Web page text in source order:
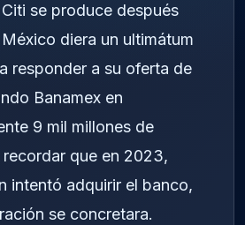
se produce después
diera un ultimátum
responder a su oferta de
Banamex en
9 mil millones de
que en 2023,
intentó adquirir el banco,
se concretara.